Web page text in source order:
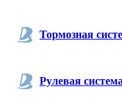
Тормозная
Рулевая система